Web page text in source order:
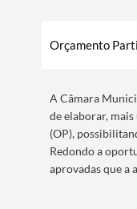
Orçamento
A Câmara
de elaborar,
(OP),
Redondo a
aprovadas que a